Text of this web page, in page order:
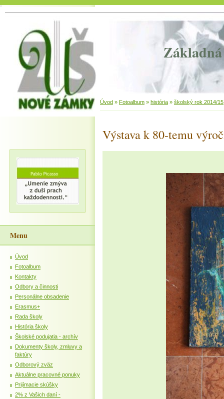
Základná
Úvod » Fotoalbum » história » školský rok 2014/15
Výstava k 80-temu
Menu
Úvod
Fotoalbum
Kontakty
Odbory a činnosti
Personálne obsadenie
Erasmus+
Rada školy
História školy
Školské podujatia - archív
Dokumenty školy, zmluvy a
faktúry
Odborový zväz
Aktuálne pracovné ponuky
Prijímacie skúšky
2% z Vašich daní -